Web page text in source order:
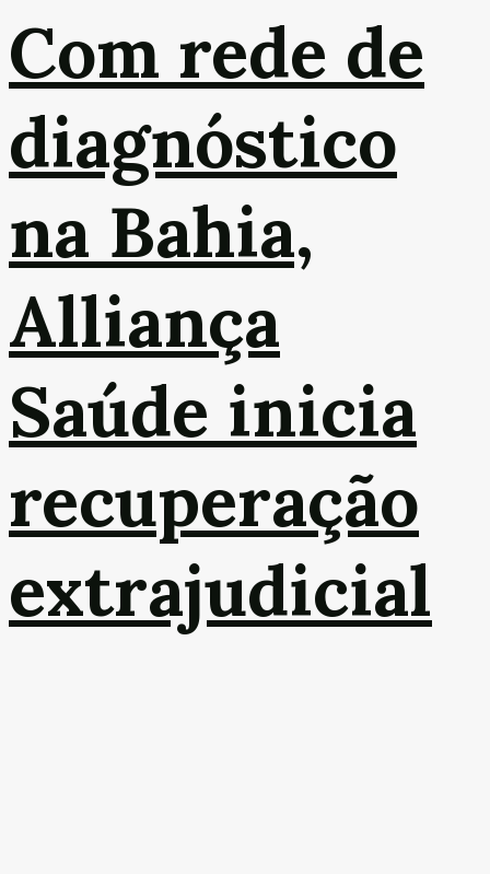
Com rede de
diagnóstico
na Bahia,
Alliança
Saúde inicia
recuperação
extrajudicial